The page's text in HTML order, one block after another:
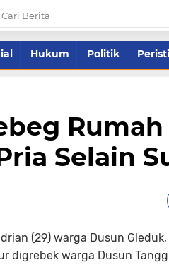
Hukum Politik
Selain
(29) warga Dusun
digrebek warga Dusun